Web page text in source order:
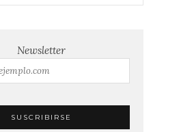
Newsletter